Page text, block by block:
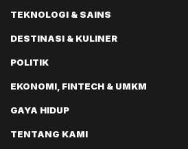
TEKNOLOGI & SAINS
DESTINASI & KULINER
POLITIK
EKONOMI, FINTECH & UMKM
GAYA HIDUP
TENTANG KAMI